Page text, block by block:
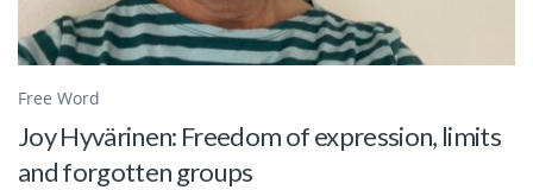
Free Word
Joy Hyvärinen: Freedom of expression, limits
and forgotten groups